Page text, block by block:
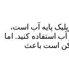
پایه آب است،
استفاده کنید. اما
است باعث